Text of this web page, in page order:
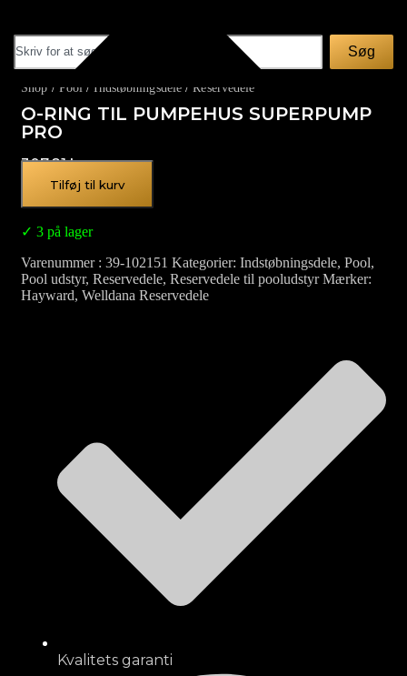
Søg
Shop / Pool /Indstøbningsdele /Reservedele
O-RING TIL PUMPEHUS SUPERPUMP
PRO
307,81kr.
Tilføj til kurv
✓ 3 på lager
Varenummer
39-102151 Kategorier Indstøbningsdele, Pool,
Pool udstyr, Reservedele, Reservedele til pooludstyr Mærker
Hayward, Welldana Reservedele
Kvalitets garanti